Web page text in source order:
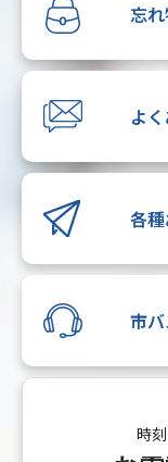
忘
よ
各
市
時